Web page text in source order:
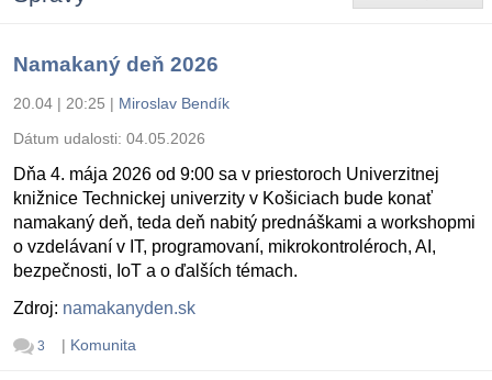
Namakaný deň 2026
20.04 | 20:25 | Miroslav Bendík
Dátum udalosti: 04.05.2026
Dňa 4. mája 2026 od 9:00 sa v priestoroch Univerzitnej
knižnice Technickej univerzity v Košiciach bude konať
namakaný deň, teda deň nabitý prednáškami a workshopmi
o vzdelávaní v IT, programovaní, mikrokontroléroch, AI,
bezpečnosti, IoT a o ďalších témach.
Zdroj: namakanyden.sk
3 | Komunita